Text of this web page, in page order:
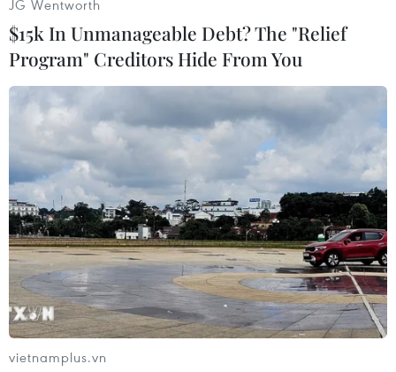
Xem chùm ảnh những vũ khí tối tân của quân đội Nga giới
thiệu trong lễ duyệt binh ngày Chiến thắng 9/5 tại đây .
(Vietnam+)
JG Wentworth
$15k In Unmanageable Debt? The "Relief
Program" Creditors Hide From You
vietnamplus.vn